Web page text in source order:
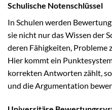
Schulische Notenschlüssel
In Schulen werden
sie nicht nur das Wissen der
deren Fähigkeiten, Probleme
Hier kommt ein
korrekten Antworten zählt,
und die Argumentation